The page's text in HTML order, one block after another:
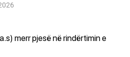
merr pjesë në rindërtimin e